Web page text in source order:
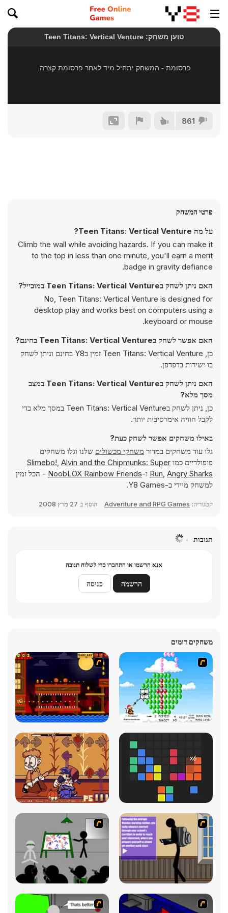
861
פרטי המשחק
על מה Teen Titans: Vertical Venture?
Climb the wall while avoiding hazards. If you can make it
to the top in less than one minute, you'll earn a merit
badge in gravity defiance.
האם ניתן לשחק בTeen Titans: Vertical Venture במובייל?
No, Teen Titans: Vertical Venture is designed for
desktop play and works best on computers using a
keyboard or mouse.
האם אפשר לשחק בTeen Titans: Vertical Venture בחינם?
כן, Teen Titans: Vertical Venture זמין בY8 בחינם וניתן לשחק
בו ישירות בדפדפן.
האם ניתן לשחק בTeen Titans: Vertical Venture במצב
מסך מלא?
כן, ניתן לשחק בTeen Titans: Vertical Venture במסך מלא כדי
לקבל חוויה אימרסיבית יותר.
באילו משחקים אפשר לשחק כעת?
גלו עוד משחקים במדור משחקי מכשולים שלנו וגלו משחקים
פופולריים כמו
Slimebo!, Alvin and the Chipmunks: Super
Run, Angry Sharks ו-NoobLOX Rainbow Friends - הכל זמין
למשחק מיידי ב-Y8 Games.
קטגוריה: Adventure and RPG Games הוסף ב 27 מרץ 2008
תגובות
אנא הרשמו או התחברו כדי לשלוח תגובה
הרשמה כניסה
משחקים דומים